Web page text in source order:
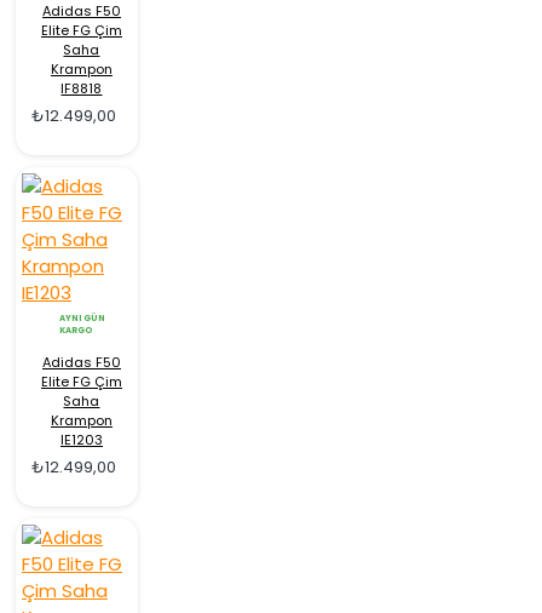
Adidas F50
Elite FG Çim
Saha
Krampon
IF8818
₺12.499,00
AYNI GÜN
KARGO
Adidas F50
Elite FG Çim
Saha
Krampon
IE1203
₺12.499,00